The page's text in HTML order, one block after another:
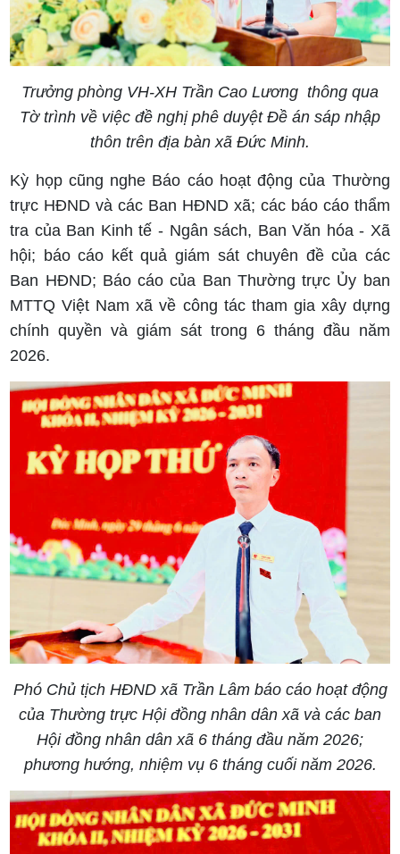
Trưởng phòng VH-XH Trần Cao Lương thông qua
Tờ trình về việc đề nghị phê duyệt Đề án sáp nhập
thôn trên địa bàn xã Đức Minh.
Kỳ họp cũng nghe Báo cáo hoạt động của Thường
trực HĐND và các Ban HĐND xã; các báo cáo thẩm
tra của Ban Kinh tế - Ngân sách, Ban Văn hóa - Xã
hội; báo cáo kết quả giám sát chuyên đề của các
Ban HĐND; Báo cáo của Ban Thường trực Ủy ban
MTTQ Việt Nam xã về công tác tham gia xây dựng
chính quyền và giám sát trong 6 tháng đầu năm
2026.
Phó Chủ tịch HĐND xã Trần Lâm báo cáo hoạt động
của Thường trực Hội đồng nhân dân xã và các ban
Hội đồng nhân dân xã 6 tháng đầu năm 2026;
phương hướng, nhiệm vụ 6 tháng cuối năm 2026.